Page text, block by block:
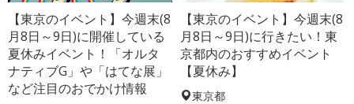
【東京のイベント】今週末(8
月8日～9日)に開催している
夏休みイベント！「オルタ
ナティブG」や「はてな展」
など注目のおでかけ情報
【東京のイベント】今週末(8
月8日～9日)に行きたい！東
京都内のおすすめイベント
【夏休み】
東京都